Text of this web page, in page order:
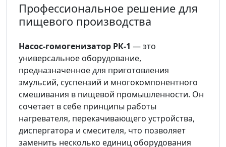
Профессиональное решение для
пищевого производства
Насос-гомогенизатор РК-1 — это
универсальное оборудование,
предназначенное для приготовления
эмульсий, суспензий и многокомпонентного
смешивания в пищевой промышленности. Он
сочетает в себе принципы работы
нагревателя, перекачивающего устройства,
диспергатора и смесителя, что позволяет
заменить несколько единиц оборудования